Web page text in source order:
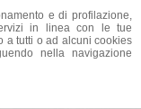
e di profilazione,
in linea con le tue
a tutti o ad alcuni cookies
nella navigazione